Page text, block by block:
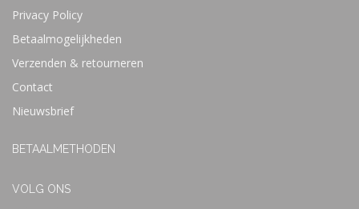
Privacy Policy
Betaalmogelijkheden
Verzenden & retourneren
Contact
Nieuwsbrief
BETAALMETHODEN
VOLG ONS